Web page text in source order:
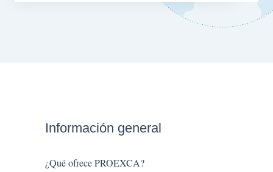
No hay sugerencias porque el campo de búsqueda está vacío.
Información general
¿Qué ofrece PROEXCA?